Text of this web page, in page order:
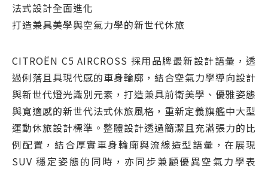
法式設計全面進化
打造兼具美學與空氣力學的新世代休旅
CITROËN C5 AIRCROSS 採用品牌最新設計語彙，透
過俐落且具現代感的車身輪廓，結合空氣力學導向設計
與新世代燈光識別元素，打造兼具前衛美學、優雅姿態
與寬適感的新世代法式休旅風格，重新定義旗艦中大型
運動休旅設計標準。整體設計透過簡潔且充滿張力的比
例配置，結合厚實車身輪廓與流線造型語彙，在展現
SUV 穩定姿態的同時，亦同步兼顧優異空氣力學表